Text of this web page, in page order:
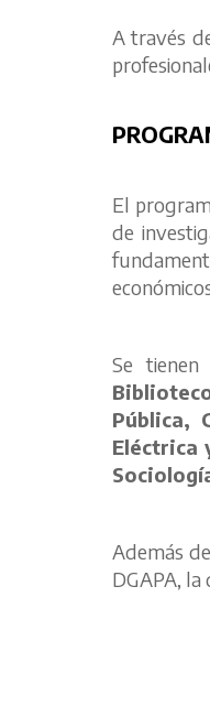
A través
El
de
Se tienen
Pública,
Eléctrica
Además
DGAPA,